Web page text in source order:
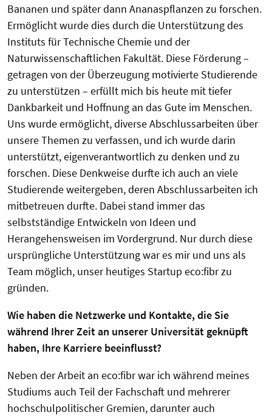
Bananen und später dann Ananaspflanzen zu forschen.
Ermöglicht wurde dies durch die Unterstützung des
Instituts für Technische Chemie und der
Naturwissenschaftlichen Fakultät. Diese Förderung –
getragen von der Überzeugung motivierte Studierende
zu unterstützen – erfüllt mich bis heute mit tiefer
Dankbarkeit und Hoffnung an das Gute im Menschen.
Uns wurde ermöglicht, diverse Abschlussarbeiten über
unsere Themen zu verfassen, und ich wurde darin
unterstützt, eigenverantwortlich zu denken und zu
forschen. Diese Denkweise durfte ich auch an viele
Studierende weitergeben, deren Abschlussarbeiten ich
mitbetreuen durfte. Dabei stand immer das
selbstständige Entwickeln von Ideen und
Herangehensweisen im Vordergrund. Nur durch diese
ursprüngliche Unterstützung war es mir und uns als
Team möglich, unser heutiges Startup eco:fibr zu
gründen.
Wie haben die Netzwerke und Kontakte, die Sie
während Ihrer Zeit an unserer Universität geknüpft
haben, Ihre Karriere beeinflusst?
Neben der Arbeit an eco:fibr war ich während meines
Studiums auch Teil der Fachschaft und mehrerer
hochschulpolitischer Gremien, darunter auch